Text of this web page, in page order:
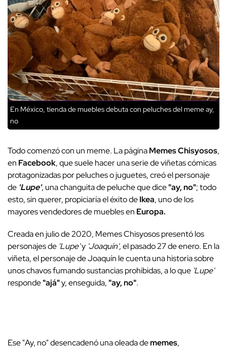
En México, tienda de muebles debuta con peluches del meme ay,
no
Todo comenzó con un meme. La páginaMemes Chisyosos,
en Facebook, que suele hacer una serie de viñetas cómicas
protagonizadas por peluches o juguetes, creó el personaje
de 'Lupe', una changuita de peluche que dice"ay, no"; todo
esto, sin querer, propiciaría el éxito deIkea, uno de los
mayores vendedores de muebles en Europa.
Creada en julio de 2020, Memes Chisyosos presentó los
personajes de 'Lupe'y 'Joaquín',el pasado 27 de enero. En la
viñeta, el personaje de Joaquín le cuenta una historia sobre
unos chavos fumando sustancias prohibidas, a lo que 'Lupe'
responde"ajá"y, enseguida, "ay, no".
Ese "Ay, no" desencadenó una oleada dememes,